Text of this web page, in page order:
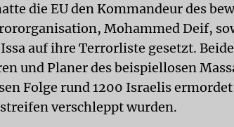
die EU den Kommandeur des
Mohammed Deif,
auf ihre Terrorliste gesetzt.
und Planer des beispiellosen
Folge rund 1200 Israelis
verschleppt wurden.